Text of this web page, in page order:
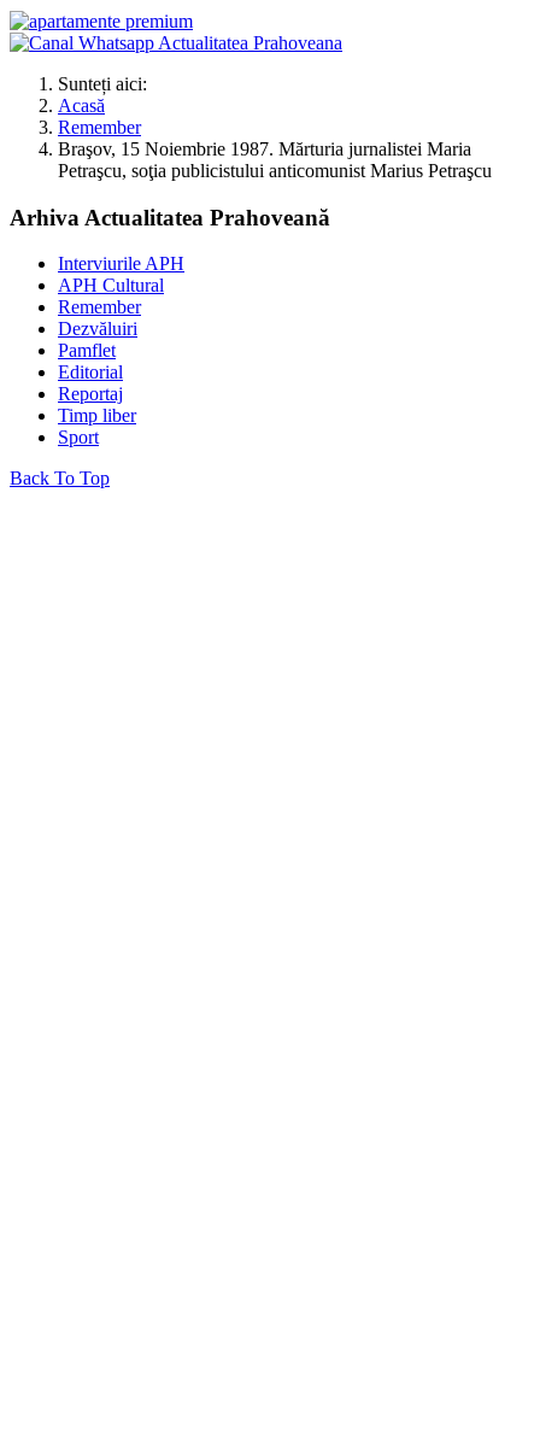
Sunteți aici:
Acasă
Remember
Braşov, 15 Noiembrie 1987. Mărturia jurnalistei Maria
Petraşcu, soţia publicistului anticomunist Marius Petraşcu
Arhiva Actualitatea Prahoveană
Interviurile APH
APH Cultural
Remember
Dezvăluiri
Pamflet
Editorial
Reportaj
Timp liber
Sport
Back To Top